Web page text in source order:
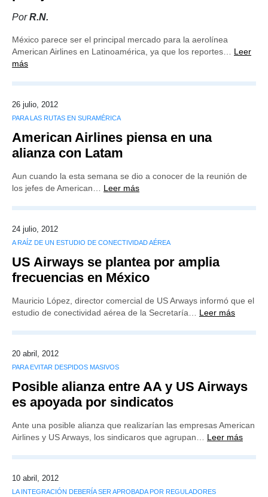
PorR.N.
México parece ser el principal mercado para la aerolínea
American Airlines en Latinoamérica, ya que los reportes… Leer
más
26 julio, 2012
PARA LAS RUTAS EN SURAMÉRICA
American Airlines piensa en una
alianza con Latam
Aun cuando la esta semana se dio a conocer de la reunión de
los jefes de American… Leer más
24 julio, 2012
A RAÍZ DE UN ESTUDIO DE CONECTIVIDAD AÉREA
US Airways se plantea por amplia
frecuencias en México
Mauricio López, director comercial de US Arways informó que el
estudio de conectividad aérea de la Secretaría… Leer más
20 abril, 2012
PARA EVITAR DESPIDOS MASIVOS
Posible alianza entre AA y US Airways
es apoyada por sindicatos
Ante una posible alianza que realizarían las empresas American
Airlines y US Arways, los sindicaros que agrupan… Leer más
10 abril, 2012
LA INTEGRACIÓN DEBERÍA SER APROBADA POR REGULADORES